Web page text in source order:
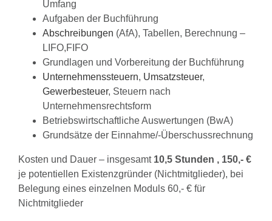
Umfang
Aufgaben der Buchführung
Abschreibungen (AfA), Tabellen, Berechnung –
LIFO,FIFO
Grundlagen und Vorbereitung der Buchführung
Unternehmenssteuern, Umsatzsteuer,
Gewerbesteuer, Steuern nach
Unternehmensrechtsform
Betriebswirtschaftliche Auswertungen (BwA)
Grundsätze der Einnahme/-Überschussrechnung
Kosten und Dauer – insgesamt 10,5 Stunden , 150,- €
je potentiellen Existenzgründer (Nichtmitglieder), bei
Belegung eines einzelnen Moduls 60,- € für
Nichtmitglieder